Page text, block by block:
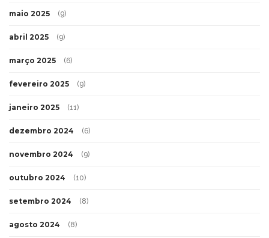
maio 2025 (9)
abril 2025 (9)
março 2025 (6)
fevereiro 2025 (9)
janeiro 2025 (11)
dezembro 2024 (6)
novembro 2024 (9)
outubro 2024 (10)
setembro 2024 (8)
agosto 2024 (8)